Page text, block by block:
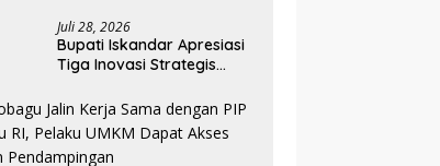
Juli 28, 2026
Bupati Iskandar Apresiasi
Tiga Inovasi Strategis
Angkatan II 2026